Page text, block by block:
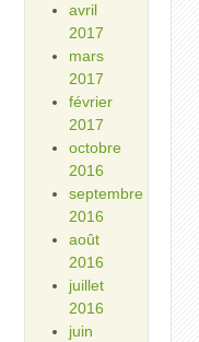
avril
2017
mars
2017
février
2017
octobre
2016
septembre
2016
août
2016
juillet
2016
juin